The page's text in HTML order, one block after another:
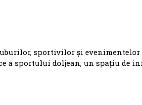
sportivilor și
a sportului doljean, un spațiu de